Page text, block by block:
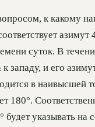
к какому
азимут
суток. В
западу, и его
в наивысшей
180°.
будет указывать на